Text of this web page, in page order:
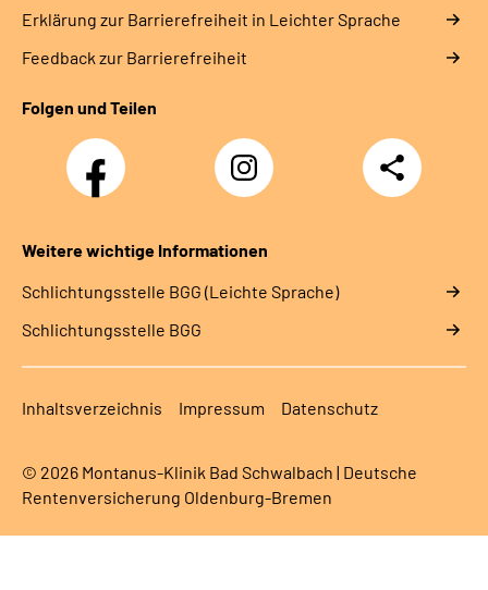
Erklärung zur Barrierefreiheit in Leichter Sprache
Feedback zur Barrierefreiheit
Folgen und Teilen
Facebook Instagram
Teilen
Weitere wichtige Informationen
Schlich­tungs­stel­le BGG (Leichte Sprache)
Schlich­tungs­stel­le BGG
Inhaltsverzeichnis Impressum Datenschutz
© 2026 Montanus-Klinik Bad Schwalbach | Deutsche
Rentenversicherung Oldenburg-Bremen